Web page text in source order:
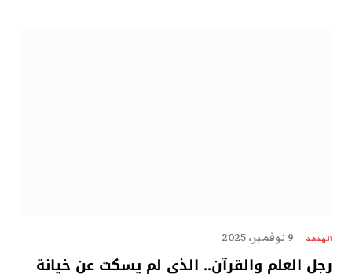
الهدهد 9 نوفمبر، 2025
رجل العلم والقرآن.. الذي لم يسكت عن خيانة